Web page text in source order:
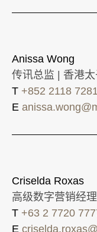
Anissa Wong
传讯总监 | 香港
T +852 2118 7281
E
Criselda Roxas
高级数字营销经
T +63 2 7720
E